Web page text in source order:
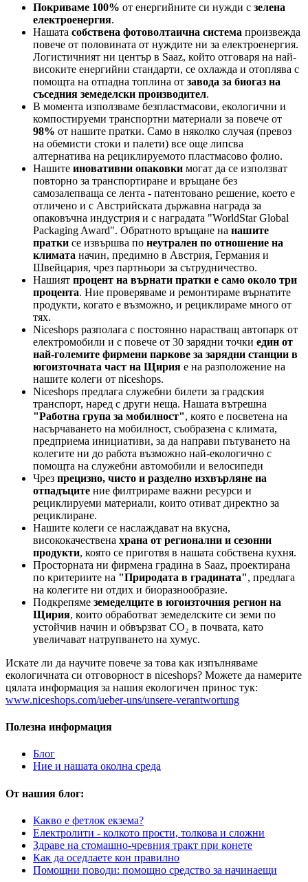
Покриваме 100% от енергийните си нужди с зелена
електроенергия.
Нашата собствена фотоволтаична система произвежда
повече от половината от нуждите ни за електроенергия.
Логистичният ни център в Saaz, който отговаря на най-
високите енергийни стандарти, се охлажда и отоплява с
помощта на отпадна топлина от завода за биогаз на
съседния земеделски производител.
В момента използваме безпластмасови, екологични и
компостируеми транспортни материали за повече от
98% от нашите пратки. Само в няколко случая (превоз
на обемисти стоки и палети) все още липсва
алтернатива на рециклируемото пластмасово фолио.
Нашите иновативни опаковки могат да се използват
повторно за транспортиране и връщане без
самозалепваща се лента - патентовано решение, което е
отличено и с Австрийската държавна награда за
опаковъчна индустрия и с наградата "WorldStar Global
Packaging Award". Обратното връщане на нашите
пратки се извършва по неутрален по отношение на
климата начин, предимно в Австрия, Германия и
Швейцария, чрез партньори за сътрудничество.
Нашият процент на върнати пратки е само около три
процента. Ние проверяваме и ремонтираме върнатите
продукти, когато е възможно, и рециклираме много от
тях.
Niceshops разполага с постоянно нарастващ автопарк от
електромобили и с повече от 30 зарядни точки един от
най-големите фирмени паркове за зарядни станции в
югоизточната част на Щирия е на разположение на
нашите колеги от niceshops.
Niceshops предлага служебни билети за градския
транспорт, наред с други неща. Нашата вътрешна
"Работна група за мобилност", която е посветена на
насърчаването на мобилност, съобразена с климата,
предприема инициативи, за да направи пътуването на
колегите ни до работа възможно най-екологично с
помощта на служебни автомобили и велосипеди
Чрез прецизно, чисто и разделно изхвърляне на
отпадъците ние филтрираме важни ресурси и
рециклируеми материали, които отиват директно за
рециклиране.
Нашите колеги се наслаждават на вкусна,
висококачествена храна от регионални и сезонни
продукти, която се приготвя в нашата собствена кухня.
Просторната ни фирмена градина в Saaz, проектирана
по критериите на "Природата в градината", предлага
на колегите ни отдих и биоразнообразие.
Подкрепяме земеделците в югоизточния регион на
Щирия, които обработват земеделските си земи по
устойчив начин и обвързват CO₂ в почвата, като
увеличават натрупването на хумус.
Искате ли да научите повече за това как изпълняваме
екологичната си отговорност в niceshops? Можете да намерите
цялата информация за нашия екологичен принос тук:
www.niceshops.com/ueber-uns/unsere-verantwortung
Полезна информация
Блог
Ние и нашата околна среда
От нашия блог:
Какво е фетлок екзема?
Електролити - колкото прости, толкова и сложни
Здраве на стомашно-чревния тракт при конете
Как да оседлаете кон правилно
Помощни поводи: помощно средство за начинаещи